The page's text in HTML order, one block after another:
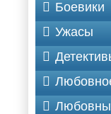
Боевики
Ужасы